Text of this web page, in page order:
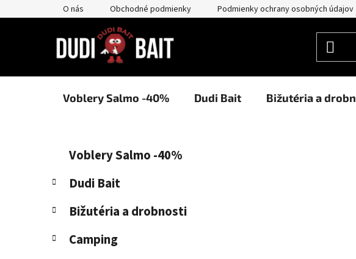
na
O nás Obchodné podmienky Podmienky ochrany osobných údajov
Voblery Salmo -40% Dudi Bait Bižutéria a
č
ý
a
Preskočiť
kategórie
e
ó
i
Voblery Salmo -40%
Dudi Bait
Bižutéria a drobnosti
Camping